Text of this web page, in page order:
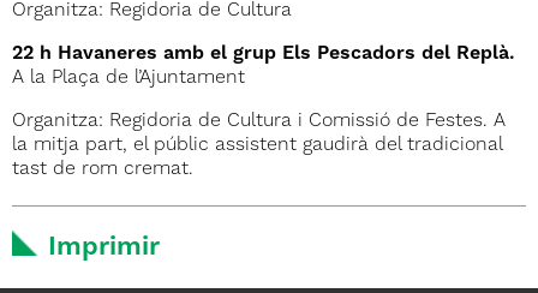
Organitza: Regidoria de Cultura
22 h Havaneres amb el grup Els Pescadors del Replà.
A la Plaça de l’Ajuntament
Organitza: Regidoria de Cultura i Comissió de Festes. A
la mitja part, el públic assistent gaudirà del tradicional
tast de rom cremat.
Imprimir